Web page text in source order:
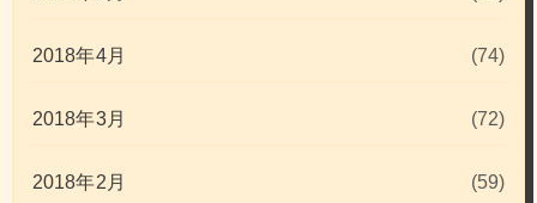
2018年4月 (74)
2018年3月 (72)
2018年2月 (59)